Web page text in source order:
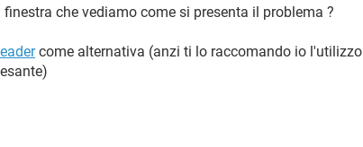
che vediamo come si presenta il problema ?
come alternativa (anzi ti lo raccomando io l'utilizzo